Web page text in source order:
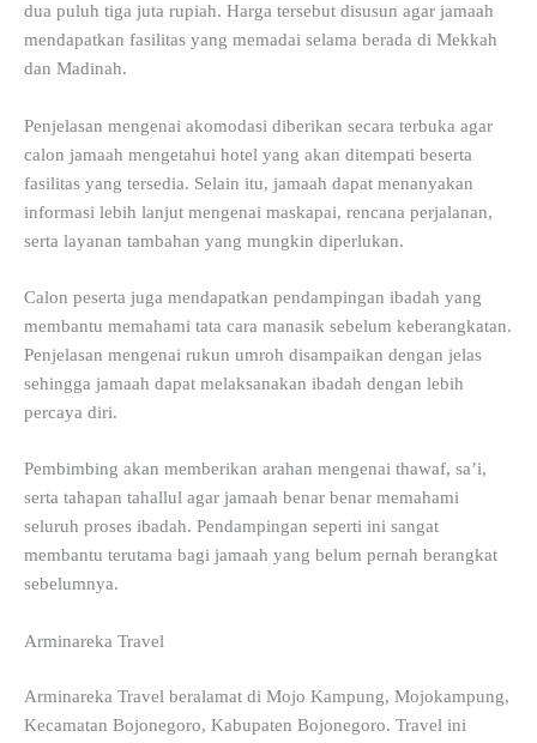
dua puluh tiga juta rupiah. Harga tersebut disusun agar jamaah
mendapatkan fasilitas yang memadai selama berada di Mekkah
dan Madinah.
Penjelasan mengenai akomodasi diberikan secara terbuka agar
calon jamaah mengetahui hotel yang akan ditempati beserta
fasilitas yang tersedia. Selain itu, jamaah dapat menanyakan
informasi lebih lanjut mengenai maskapai, rencana perjalanan,
serta layanan tambahan yang mungkin diperlukan.
Calon peserta juga mendapatkan pendampingan ibadah yang
membantu memahami tata cara manasik sebelum keberangkatan.
Penjelasan mengenai rukun umroh disampaikan dengan jelas
sehingga jamaah dapat melaksanakan ibadah dengan lebih
percaya diri.
Pembimbing akan memberikan arahan mengenai thawaf, sa’i,
serta tahapan tahallul agar jamaah benar benar memahami
seluruh proses ibadah. Pendampingan seperti ini sangat
membantu terutama bagi jamaah yang belum pernah berangkat
sebelumnya.
Arminareka Travel
Arminareka Travel beralamat di Mojo Kampung, Mojokampung,
Kecamatan Bojonegoro, Kabupaten Bojonegoro. Travel ini